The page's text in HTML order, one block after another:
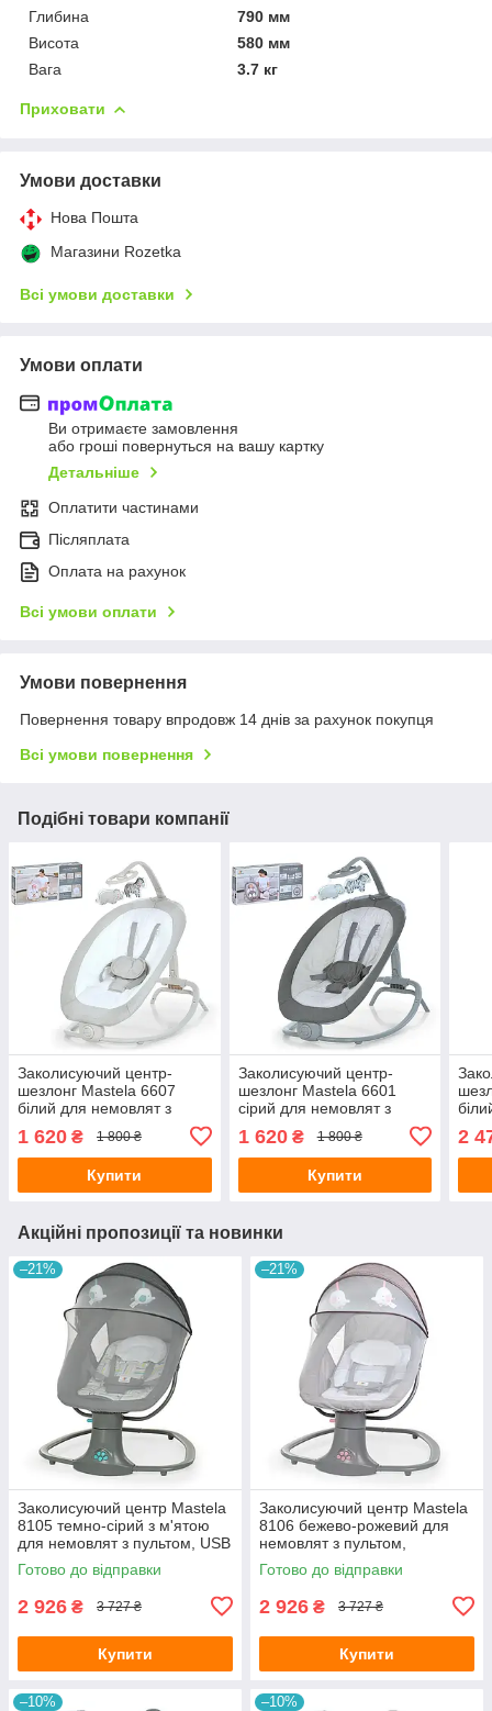
Глибина
790 мм
Висота
580 мм
Вага
3.7 кг
Приховати
Умови доставки
Нова Пошта
Магазини Rozetka
Всі умови доставки
Умови оплати
Ви отримаєте замовлення
або гроші повернуться на вашу картку
Детальніше
Оплатити частинами
Післяплата
Оплата на рахунок
Всі умови оплати
Умови повернення
Повернення товару впродовж 14 днів за рахунок покупця
Всі умови повернення
Подібні товари компанії
Заколисуючий центр-
шезлонг Mastela 6607
білий для немовлят з
підвісками
1 620 ₴ 1 800 ₴
Купити
Заколисуючий центр-
шезлонг Mastela 6601
сірий для немовлят з
підвісками
1 620₴ 1 800 ₴
Купити
2
Акційні пропозиції та новинки
–21%
Заколисуючий центр Mastela
8105 темно-сірий з м'ятою
для немовлят з пультом, USB
та москітною сіткою
Готово до відправки
2 926 ₴ 3 727 ₴
Купити
–21%
Заколисуючий центр Mastela
8106 бежево-рожевий для
немовлят з пультом,
Bluetooth, USB та москітною
сіткою
Готово до відправки
2 926 ₴ 3 727 ₴
Купити
–10% –10%